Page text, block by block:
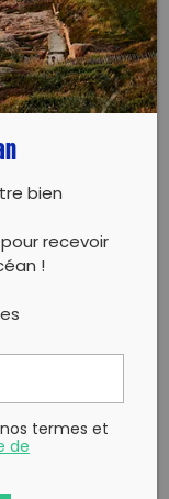
bien
recevoir
!
termes et
de